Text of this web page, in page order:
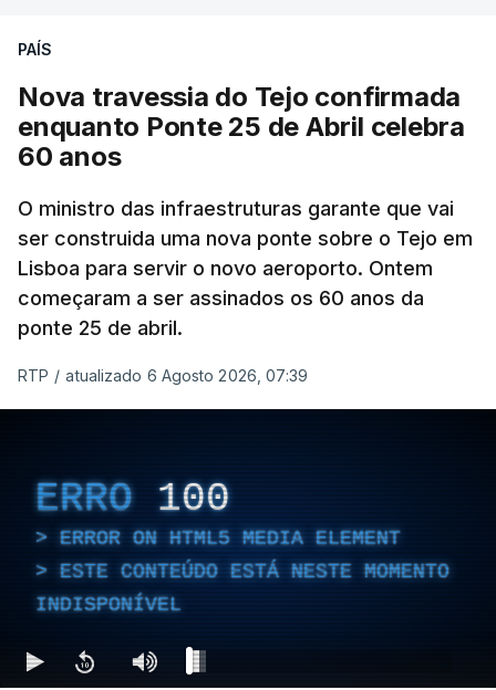
PAÍS
Nova travessia do Tejo confirmada
enquanto Ponte 25 de Abril celebra
60 anos
O ministro das infraestruturas garante que vai
ser construida uma nova ponte sobre o Tejo em
Lisboa para servir o novo aeroporto. Ontem
começaram a ser assinados os 60 anos da
ponte 25 de abril.
RTP / atualizado 6 Agosto 2026, 07:39
ERRO 100
ERROR ON HTML5 MEDIA ELEMENT
ESTE CONTEÚDO ESTÁ NESTE MOMENTO
INDISPONÍVEL